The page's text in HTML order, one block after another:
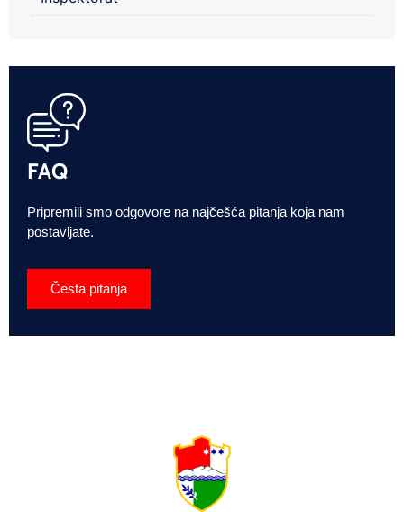
FAQ
Pripremili smo odgovore na najčešća pitanja koja nam
postavljate.
Česta pitanja